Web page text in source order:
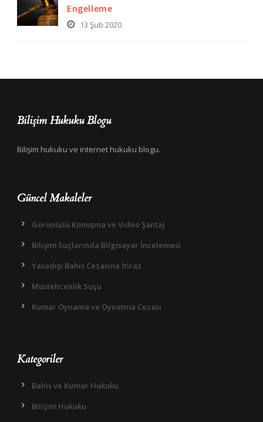
Engelleme
13 Şub 2020
Bilişim Hukuku Blogu
Bilişim hukuku ve internet hukuku blogu.
Güncel Makaleler
Görüntülü Konuşma ve Video Şantaj
Bilişim Suçlarında Bilgisayar İncelemesi
Yasadışı Bahis Cezasına İtiraz
Müstehcenlik Suçu
Kumar Oynama ve Oynatma Cezası
Kategoriler
Bahis ve Kumar Hukuku
Bilişim Hukuku